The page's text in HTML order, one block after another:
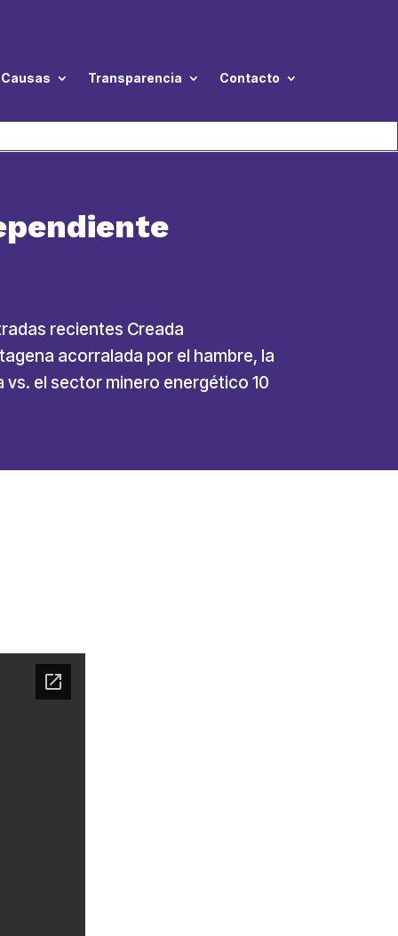
Causas Transparencia Contacto
recientes Creada
acorralada por el hambre, la
vs. el sector minero energético 10